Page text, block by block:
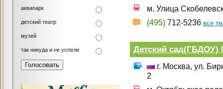
м. Улица
(495) 712-5236 все
Детский
г. Москва, ул.
2
аквапарк
детский театр
музей
так никуда и не успели